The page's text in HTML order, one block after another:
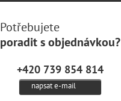
Potřebujete
poradit s objednávkou?
+420 739 854 814
napsat e-mail